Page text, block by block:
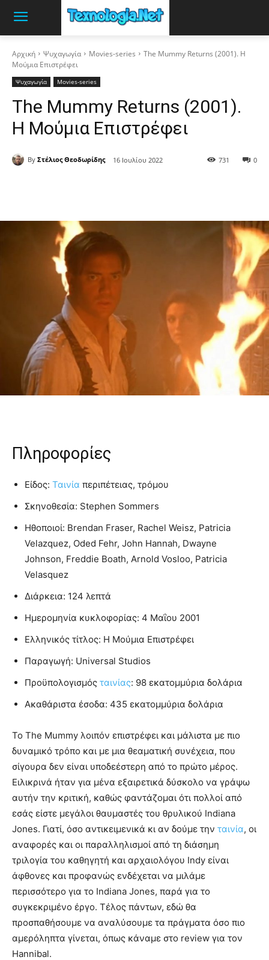
Αρχική Ψυχαγωγία Movies-series
The Mummy Returns (2001). Η
Μούμια Επιστρέφει
Ψυχαγωγία Movies-series
The Mummy Returns (2001).
Η Μούμια Επιστρέφει
By Στέλιος Θεοδωρίδης 16 Ιουλίου 2022 0
731
Πληροφορίες
Είδος: Ταινία περιπέτειας, τρόμου
Σκηνοθεσία: Stephen Sommers
Ηθοποιοί: Brendan Fraser, Rachel Weisz, Patricia
Velazquez, Oded Fehr, John Hannah, Dwayne
Johnson, Freddie Boath, Arnold Vosloo, Patricia
Velasquez
Διάρκεια: 124 λεπτά
Ημερομηνία κυκλοφορίας: 4 Μαΐου 2001
Ελληνικός τίτλος: Η Μούμια Επιστρέφει
Παραγωγή: Universal Studios
Προϋπολογισμός ταινίας: 98 εκατομμύρια δολάρια
Ακαθάριστα έσοδα: 435 εκατομμύρια δολάρια
Το The Mummy λοιπόν επιστρέφει και μάλιστα με πιο
δυναμικό τρόπο και με μια θεαματική συνέχεια, που
σίγουρα δεν είναι υποδεέστερη από το πρώτο μέρος.
Ειλικρινά ήταν για μένα εξαιρετικά δύσκολο να γράψω
αυτήν την κριτική, καθώς φαντάζομαι ότι πολλοί από
εσάς είστε μεγάλοι θαυμαστές του θρυλικού Indiana
Jones. Γιατί, όσο αντικειμενικά κι αν δούμε την ταινία, οι
αναφορές και οι παραλληλισμοί από τη διάσημη
τριλογία του καθηγητή και αρχαιολόγου Indy είναι
άφθονες και προφανώς ενδέχεται να μιλάμε
περισσότερο για το Indiana Jones, παρά για το
συγκεκριμένο έργο. Τέλος πάντων, εδώ θα
προσπαθήσουμε να αναλύσουμε τα πράγματα όσο πιο
αμερόληπτα γίνεται, όπως κάναμε στο review για τον
Hannibal.